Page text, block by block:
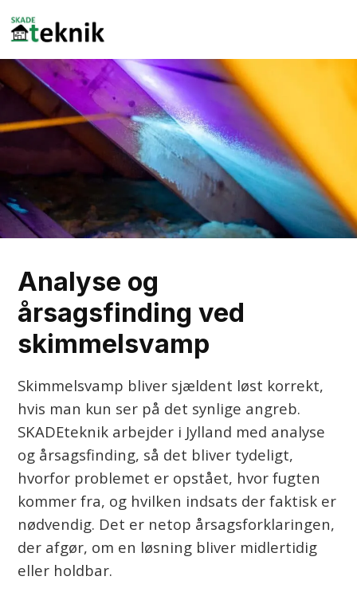
Spring til hovedindhold
Spring til sidefod
Analyse og
årsagsfinding ved
skimmelsvamp
Skimmelsvamp bliver sjældent løst korrekt,
hvis man kun ser på det synlige angreb.
SKADEteknik arbejder i Jylland med analyse
og årsagsfinding, så det bliver tydeligt,
hvorfor problemet er opstået, hvor fugten
kommer fra, og hvilken indsats der faktisk er
nødvendig. Det er netop årsagsforklaringen,
der afgør, om en løsning bliver midlertidig
eller holdbar.